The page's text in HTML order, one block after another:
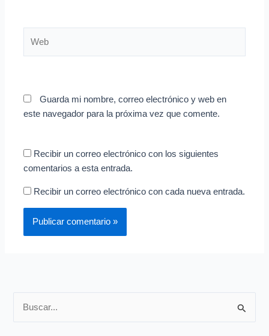
Guarda mi nombre, correo electrónico y web en
este navegador para la próxima vez que comente.
Recibir un correo electrónico con los siguientes
comentarios a esta entrada.
Recibir un correo electrónico con cada nueva entrada.